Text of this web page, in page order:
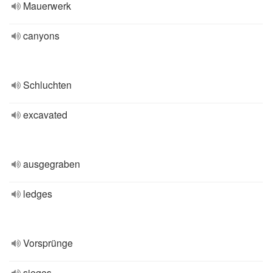
Mauerwerk
canyons
Schluchten
excavated
ausgegraben
ledges
Vorsprünge